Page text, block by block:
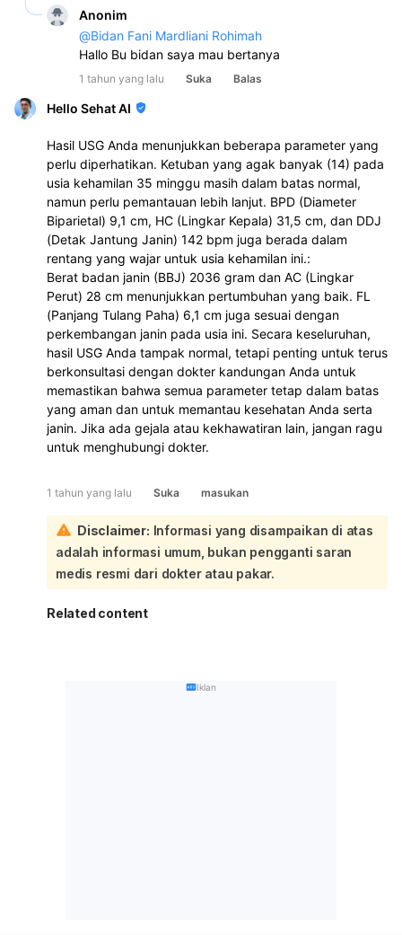
Anonim
@Bidan Fani Mardliani Rohimah
Hallo Bu bidan saya mau bertanya
1 tahun yang lalu Suka Balas
Hello Sehat AI
Hasil USG Anda menunjukkan beberapa parameter yang
perlu diperhatikan. Ketuban yang agak banyak (14) pada
usia kehamilan 35 minggu masih dalam batas normal,
namun perlu pemantauan lebih lanjut. BPD (Diameter
Biparietal) 9,1 cm, HC (Lingkar Kepala) 31,5 cm, dan DDJ
(Detak Jantung Janin) 142 bpm juga berada dalam
rentang yang wajar untuk usia kehamilan ini.:
Berat badan janin (BBJ) 2036 gram dan AC (Lingkar
Perut) 28 cm menunjukkan pertumbuhan yang baik. FL
(Panjang Tulang Paha) 6,1 cm juga sesuai dengan
perkembangan janin pada usia ini. Secara keseluruhan,
hasil USG Anda tampak normal, tetapi penting untuk terus
berkonsultasi dengan dokter kandungan Anda untuk
memastikan bahwa semua parameter tetap dalam batas
yang aman dan untuk memantau kesehatan Anda serta
janin. Jika ada gejala atau kekhawatiran lain, jangan ragu
untuk menghubungi dokter.
1 tahun yang lalu Suka masukan
Disclaimer: Informasi yang disampaikan di atas
adalah informasi umum, bukan pengganti saran
medis resmi dari dokter atau pakar.
Related content
Iklan